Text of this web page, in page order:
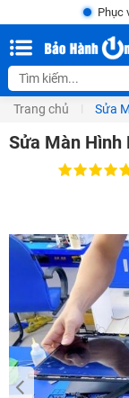
Phục
Trang chủ Sửa
Sửa Màn Hình